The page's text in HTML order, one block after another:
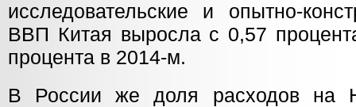
исследовательские и опытно-
ВВП Китая выросла с 0,57
процента в 2014-м.
В России же доля расходов на